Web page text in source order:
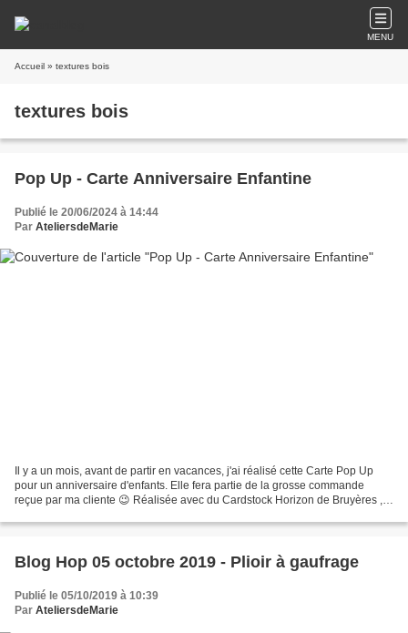
MENU
Accueil » textures bois
textures bois
Pop Up - Carte Anniversaire Enfantine
Publié le 20/06/2024 à 14:44
Par AteliersdeMarie
Il y a un mois, avant de partir en vacances, j'ai réalisé cette Carte Pop Up
pour un anniversaire d'enfants. Elle fera partie de la grosse commande
reçue par ma cliente 😉 Réalisée avec du Cardstock Horizon de Bruyères ,
Blog Hop 05 octobre 2019 - Plioir à gaufrage
Publié le 05/10/2019 à 10:39
Par AteliersdeMarie